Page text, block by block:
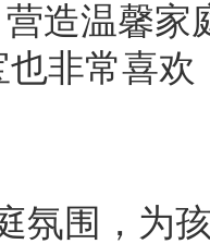
造温馨
也非常喜
围，为孩